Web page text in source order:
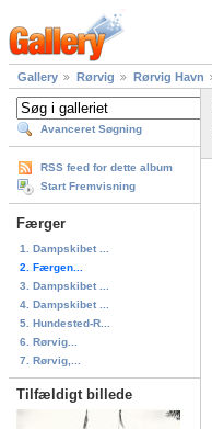
Gallery Rørvig Rørvig Havn
Avanceret Søgning
RSS feed for dette album
Start Fremvisning
Færger
1. Dampskibet ...
2. Færgen...
3. Dampskibet ...
4. Dampskibet ...
5. Hundested-R...
6. Rørvig...
7. Rørvig,...
Tilfældigt billede